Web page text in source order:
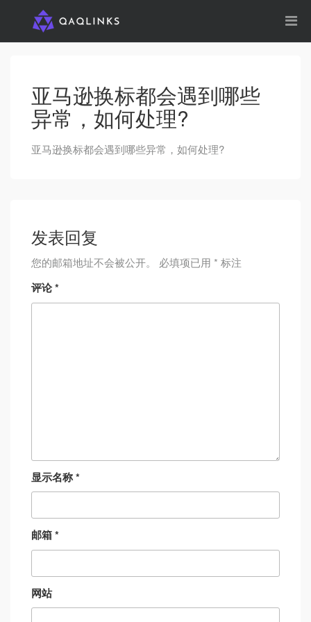
亚马逊换标都会遇到哪些
异常，如何处理?
亚马逊换标都会遇到哪些异常，如何处理?
发表回复
您的邮箱地址不会被公开。 必填项已用 * 标注
评论*
显示名称*
邮箱*
网站